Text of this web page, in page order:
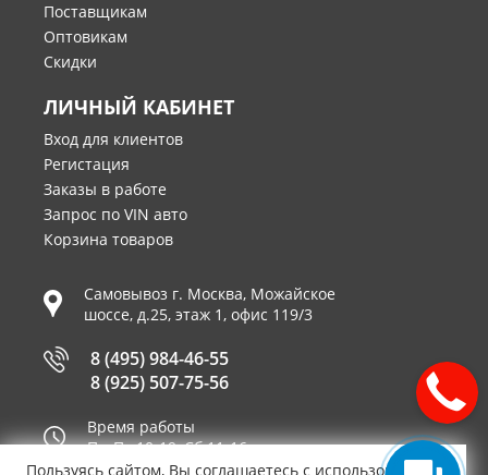
Поставщикам
Оптовикам
Скидки
ЛИЧНЫЙ КАБИНЕТ
Вход для клиентов
Регистация
Заказы в работе
Запрос по VIN авто
Корзина товаров
Самовывоз г. Москва, Можайское
шоссе, д.25, этаж 1, офис 119/3
8 (495) 984-46-55
8 (925) 507-75-56
Время работы
Пн-Пт 10-19, Сб 11-16
Пользуясь сайтом, Вы соглашаетесь с использованием